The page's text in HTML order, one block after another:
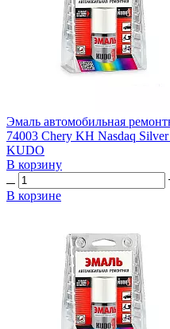
Эмаль автомобильная
74003 Chery KH Nasdaq
KUDO
В корзину
В корзине